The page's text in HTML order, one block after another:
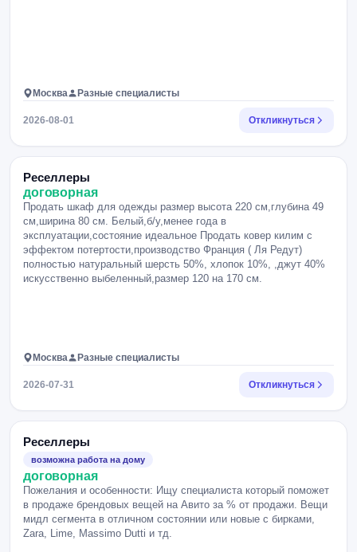
Москва Разные специалисты
2026-08-01 Откликнуться
Реселлеры
договорная
Продать шкаф для одежды размер высота 220 см,глубина 49
см,ширина 80 см. Белый,б/у,менее года в
эксплуатации,состояние идеальное Продать ковер килим с
эффектом потертости,производство Франция ( Ля Редут)
полностью натуральный шерсть 50%, хлопок 10%, ,джут 40%
искусственно выбеленный,размер 120 на 170 см.
Москва Разные специалисты
2026-07-31 Откликнуться
Реселлеры
возможна работа на дому
договорная
Пожелания и особенности: Ищу специалиста который поможет
в продаже брендовых вещей на Авито за % от продажи. Вещи
мидл сегмента в отличном состоянии или новые с бирками,
Zara, Lime, Massimo Dutti и тд.